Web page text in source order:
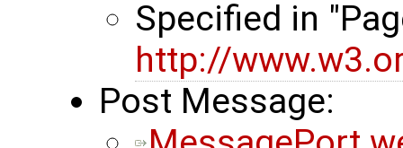
Specified in
http://
Post Message: